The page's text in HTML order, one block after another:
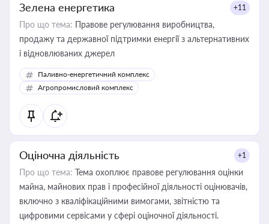
Зелена енергетика +11
Про що тема: Правове регулювання виробництва,
продажу та державної підтримки енергії з альтернативних
і відновлюваних джерел
Паливно-енергетичний комплекс
Агропромисловий комплекс
Оціночна діяльність +1
Про що тема: Тема охоплює правове регулювання оцінки
майна, майнових прав і професійної діяльності оцінювачів,
включно з кваліфікаційними вимогами, звітністю та
цифровими сервісами у сфері оціночної діяльності.